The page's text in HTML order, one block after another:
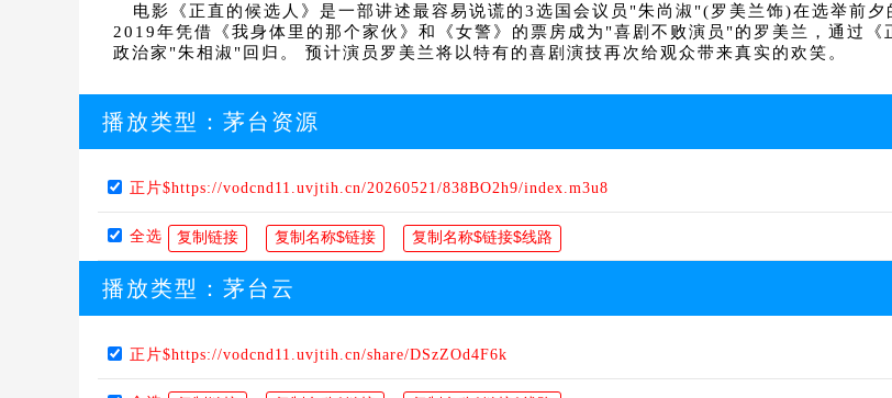
电影《正直的候选人》是一部讲述最容易说谎的3选国会议员"朱尚淑"(罗美兰饰)在选举前夕
2019年凭借《我身体里的那个家伙》和《女警》的票房成为"喜剧不败演员"的罗美兰，通过
政治家"朱相淑"回归。 预计演员罗美兰将以特有的喜剧演技再次给观众带来真实的欢笑。
播放类型： 茅台资源
正片$https://vodcnd11.uvjtih.cn/20260521/838BO2h9/index.m3u8
全选
播放类型： 茅台云
正片$https://vodcnd11.uvjtih.cn/share/DSzZOd4F6k